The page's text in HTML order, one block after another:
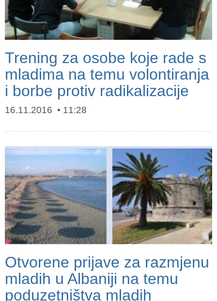
Trening za osobe koje rade s
mladima na temu volontiranja
i borbe protiv radikalizacije
16.11.2016 11:28
Otvorene prijave za razmjenu
mladih u Albaniji na temu
poduzetništva mladih